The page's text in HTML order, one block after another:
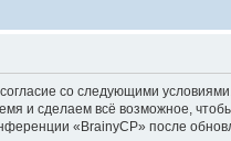
со следующими
и сделаем всё возможное,
«BrainyCP» после